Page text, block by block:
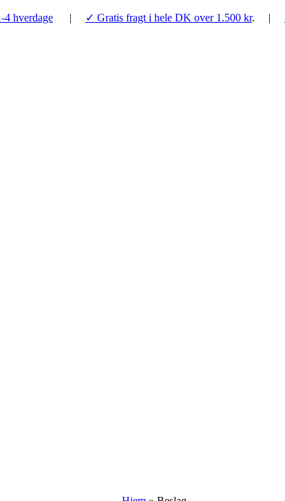
hverdage | ✓ Gratis fragt i hele DK over 1.500 kr. |